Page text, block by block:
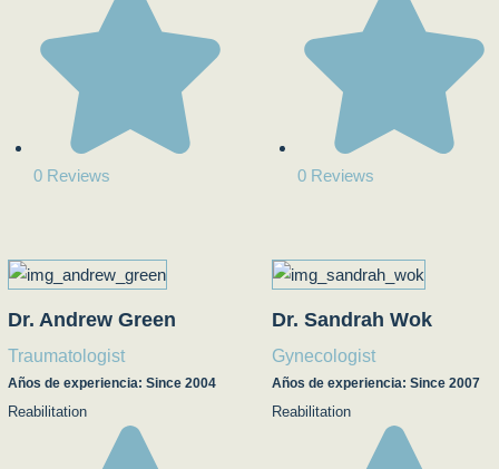
0 Reviews 0 Reviews
Dr. Andrew Green
Traumatologist
Años de experiencia: Since 2004
Reabilitation
Dr. Sandrah Wok
Gynecologist
Años de experiencia: Since 2007
Reabilitation